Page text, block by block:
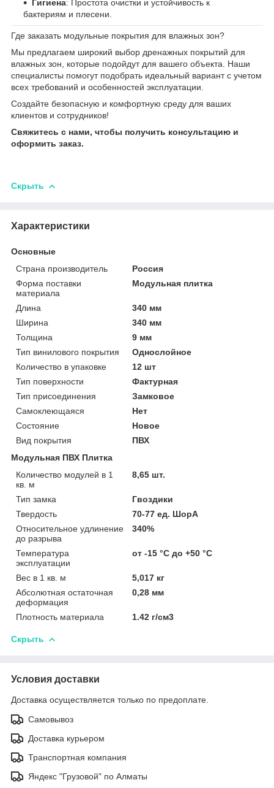
Гигиена: Простота очистки и устойчивость к
бактериям и плесени.
Где заказать модульные покрытия для влажных зон?
Мы предлагаем широкий выбор дренажных покрытий для
влажных зон, которые подойдут для вашего объекта. Наши
специалисты помогут подобрать идеальный вариант с учетом
всех требований и особенностей эксплуатации.
Создайте безопасную и комфортную среду для ваших
клиентов и сотрудников!
Свяжитесь с нами, чтобы получить консультацию и
оформить заказ.
Скрыть
Характеристики
Основные
Страна производитель
Россия
Форма поставки
материала
Модульная плитка
Длина
340 мм
Ширина
340 мм
Толщина
9 мм
Тип винилового покрытия
Однослойное
Количество в упаковке
12 шт
Тип поверхности
Фактурная
Тип присоединения
Замковое
Самоклеющаяся
Нет
Состояние
Новое
Вид покрытия
ПВХ
Модульная ПВХ Плитка
Количество модулей в 1
кв. м
8,65 шт.
Тип замка
Гвоздики
Твердость
70-77 ед. ШорА
Относительное удлинение
до разрыва
340%
Температура
эксплуатации
от -15 °С до +50 °С
Вес в 1 кв. м
5,017 кг
Абсолютная остаточная
деформация
0,28 мм
Плотность материала 1.42 г/см3
Скрыть
Условия доставки
Доставка осуществляется только по предоплате.
Самовывоз
Доставка курьером
Транспортная компания
Яндекс "Грузовой" по Алматы